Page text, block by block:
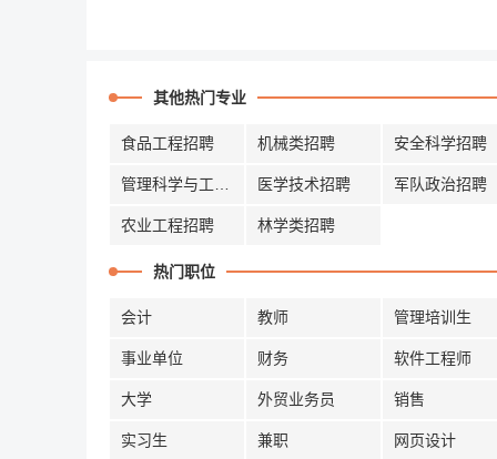
其他热门专业
食品工程招聘 机械类招聘 安全科学招聘
医学技术招聘 军队政治招聘
农业工程招聘 林学类招聘
热门职位
会计 教师 管理培训生
事业单位 财务 软件工程师
大学 外贸业务员 销售
实习生 兼职 网页设计